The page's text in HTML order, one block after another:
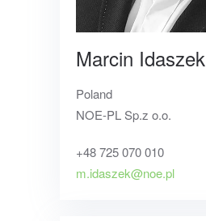
Marcin Idaszek
Poland
NOE-PL Sp.z o.o.
+48 725 070 010
m.idaszek@noe.pl